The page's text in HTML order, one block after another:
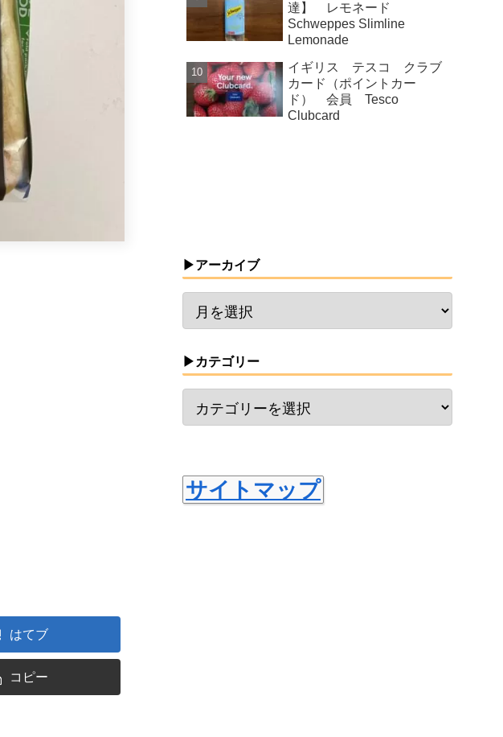
はてブ
コピー
達】 レモネード
Schweppes Slimline
Lemonade
イギリス テスコ クラブ
カード（ポイントカー
ド） 会員 Tesco
Clubcard
▶アーカイブ
▶カテゴリー
サイトマップ